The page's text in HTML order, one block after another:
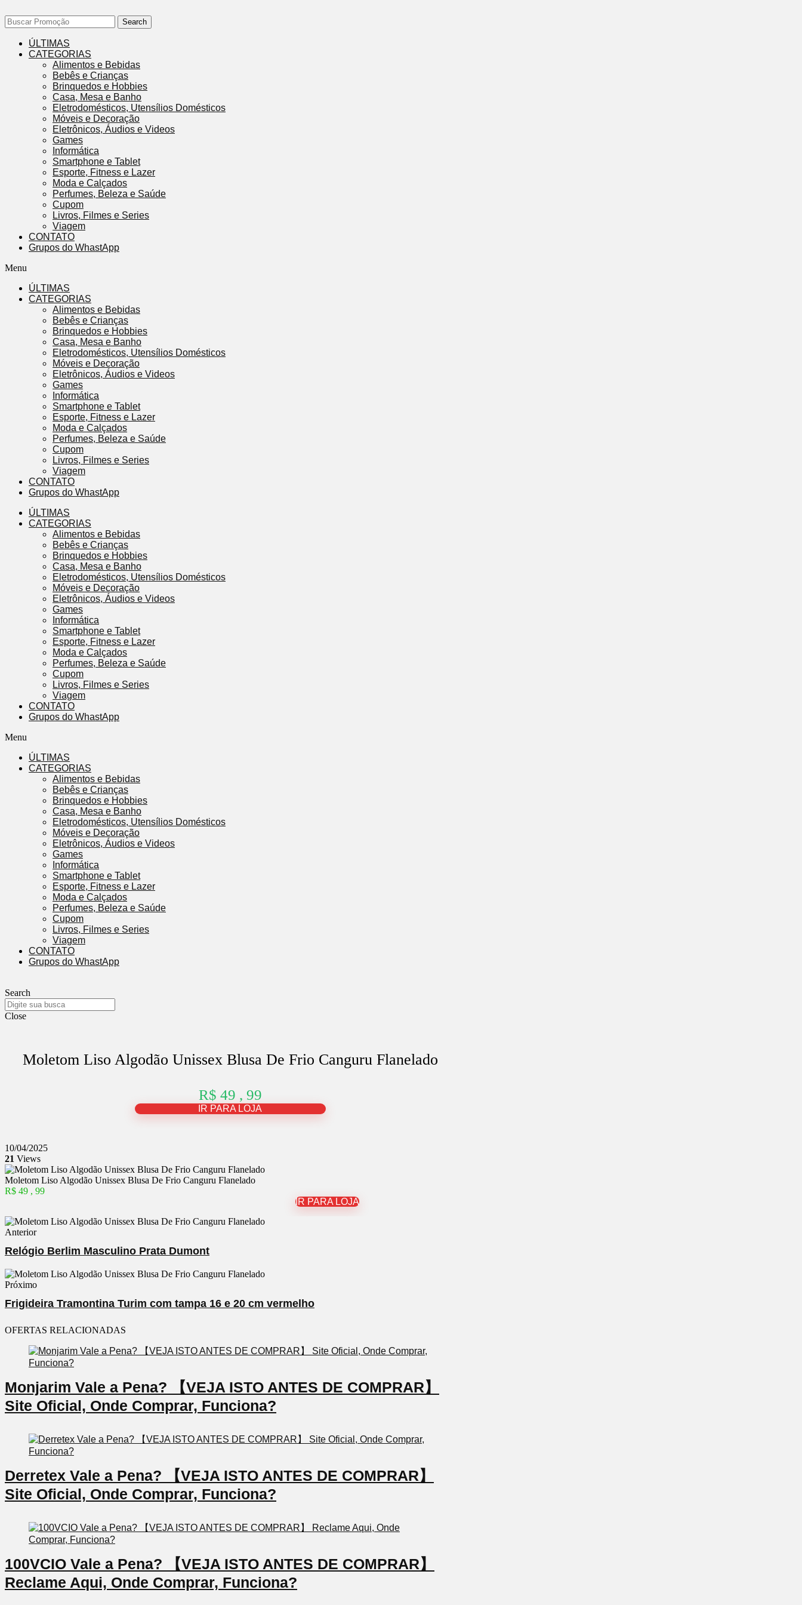
Search
ÚLTIMAS
CATEGORIAS
Alimentos e Bebidas
Bebês e Crianças
Brinquedos e Hobbies
Casa, Mesa e Banho
Eletrodomésticos, Utensílios Domésticos
Móveis e Decoração
Eletrônicos, Áudios e Videos
Games
Informática
Smartphone e Tablet
Esporte, Fitness e Lazer
Moda e Calçados
Perfumes, Beleza e Saúde
Cupom
Livros, Filmes e Series
Viagem
CONTATO
Grupos do WhastApp
Menu
ÚLTIMAS
CATEGORIAS
Alimentos e Bebidas
Bebês e Crianças
Brinquedos e Hobbies
Casa, Mesa e Banho
Eletrodomésticos, Utensílios Domésticos
Móveis e Decoração
Eletrônicos, Áudios e Videos
Games
Informática
Smartphone e Tablet
Esporte, Fitness e Lazer
Moda e Calçados
Perfumes, Beleza e Saúde
Cupom
Livros, Filmes e Series
Viagem
CONTATO
Grupos do WhastApp
ÚLTIMAS
CATEGORIAS
Alimentos e Bebidas
Bebês e Crianças
Brinquedos e Hobbies
Casa, Mesa e Banho
Eletrodomésticos, Utensílios Domésticos
Móveis e Decoração
Eletrônicos, Áudios e Videos
Games
Informática
Smartphone e Tablet
Esporte, Fitness e Lazer
Moda e Calçados
Perfumes, Beleza e Saúde
Cupom
Livros, Filmes e Series
Viagem
CONTATO
Grupos do WhastApp
Menu
ÚLTIMAS
CATEGORIAS
Alimentos e Bebidas
Bebês e Crianças
Brinquedos e Hobbies
Casa, Mesa e Banho
Eletrodomésticos, Utensílios Domésticos
Móveis e Decoração
Eletrônicos, Áudios e Videos
Games
Informática
Smartphone e Tablet
Esporte, Fitness e Lazer
Moda e Calçados
Perfumes, Beleza e Saúde
Cupom
Livros, Filmes e Series
Viagem
CONTATO
Grupos do WhastApp
Search
Close
Moletom Liso Algodão Unissex Blusa De Frio Canguru Flanelado
R$ 49 , 99
IR PARA LOJA
10/04/2025
21 Views
Moletom Liso Algodão Unissex Blusa De Frio Canguru Flanelado
R$ 49 , 99
IR PARA LOJA
Anterior
Relógio Berlim Masculino Prata Dumont
Próximo
Frigideira Tramontina Turim com tampa 16 e 20 cm vermelho
OFERTAS RELACIONADAS
Monjarim Vale a Pena? 【VEJA ISTO ANTES DE COMPRAR】
Site Oficial, Onde Comprar, Funciona?
Derretex Vale a Pena? 【VEJA ISTO ANTES DE COMPRAR】
Site Oficial, Onde Comprar, Funciona?
100VCIO Vale a Pena? 【VEJA ISTO ANTES DE COMPRAR】
Reclame Aqui, Onde Comprar, Funciona?